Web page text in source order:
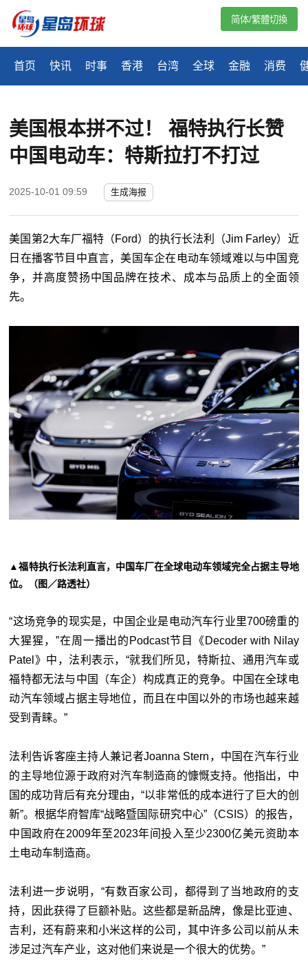
首页 快讯 时事 香港 台湾 全球 金融 消费
简体/繁體切換
美国根本拼不过！ 福特执行长赞
中国电动车：特斯拉打不打过
2025-10-01 09:59 生成海报
美国第2大车厂福特（Ford）的执行长法利（Jim Farley）近
日在播客节目中直言，美国车企在电动车领域难以与中国竞
争，并高度赞扬中国品牌在技术、成本与品质上的全面领
先。
▲福特执行长法利直言，中国车厂在全球电动车领域完全占据主导地
位。（图／路透社）
“这场竞争的现实是，中国企业是电动汽车行业里700磅重的
大猩猩，”在周一播出的Podcast节目《Decoder with Nilay
Patel》中，法利表示，“就我们所见，特斯拉、通用汽车或
福特都无法与中国（车企）构成真正的竞争。中国在全球电
动汽车领域占据主导地位，而且在中国以外的市场也越来越
受到青睐。”
法利告诉客座主持人兼记者Joanna Stern，中国在汽车行业
的主导地位源于政府对汽车制造商的慷慨支持。他指出，中
国的成功背后有充分理由，“以非常低的成本进行了巨大的创
新”。根据华府智库“战略暨国际研究中心”（CSIS）的报告，
中国政府在2009年至2023年间投入至少2300亿美元资助本
土电动车制造商。
法利进一步说明，“有数百家公司，都得到了当地政府的支
持，因此获得了巨额补贴。这些都是新品牌，像是比亚迪、
吉利，还有蔚来和小米这样的公司，其中许多公司以前从未
涉足过汽车产业，这对他们来说是一个很大的优势。”